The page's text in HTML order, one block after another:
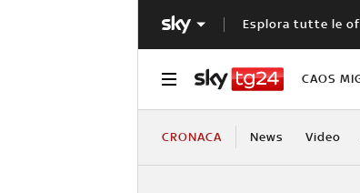
Esplora tutte le
CAOS
CRONACA News Video